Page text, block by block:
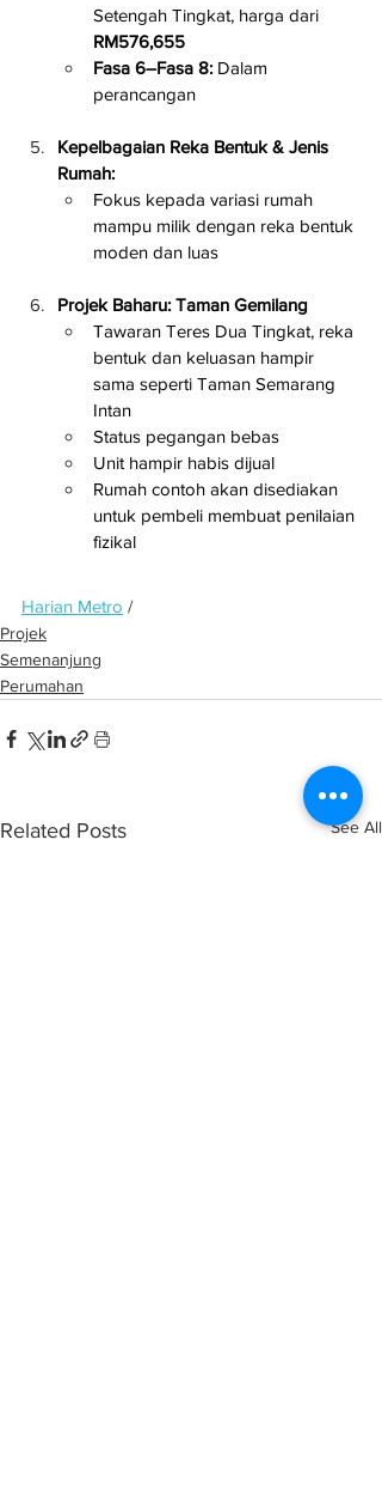
Setengah Tingkat, harga dari
RM576,655
Fasa 6–Fasa 8: Dalam
perancangan
Kepelbagaian Reka Bentuk & Jenis
Rumah:
Fokus kepada variasi rumah
mampu milik dengan reka bentuk
moden dan luas
Projek Baharu: Taman Gemilang
Tawaran Teres Dua Tingkat, reka
bentuk dan keluasan hampir
sama seperti Taman Semarang
Intan
Status pegangan bebas
Unit hampir habis dijual
Rumah contoh akan disediakan
untuk pembeli membuat penilaian
fizikal
Harian Metro /
Projek
Semenanjung
Perumahan
Related Posts See All